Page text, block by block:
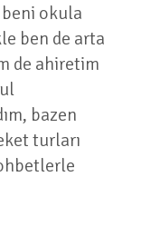
beni okula
ben de arta
de ahiretim
bazen
turları